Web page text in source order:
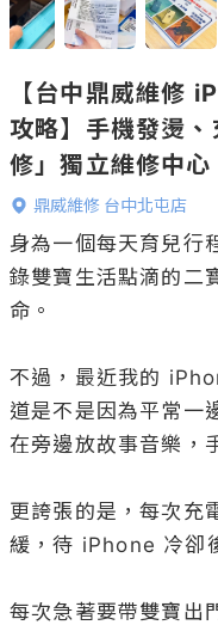
【台中鼎威維修
攻略】手機發燙
修」獨立維修中心
鼎威維修 台中北屯店
身為一個每天育兒行
錄雙寶生活點滴的二
命。
不過，最近我的
道是不是因為平常一
在旁邊放故事音樂，
更誇張的是，每次充
緩，待 iPhone 冷卻
每次急著要帶雙寶出